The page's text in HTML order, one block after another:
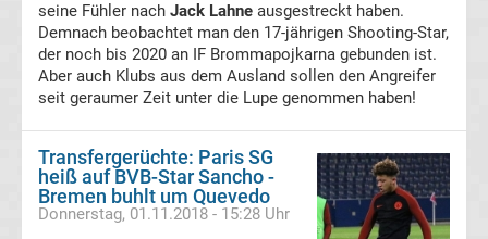
Conference
League
Formel
seine Fühler nach Jack Lahne ausgestreckt haben.
Demnach beobachtet man den 17-jährigen Shooting-Star,
der noch bis 2020 an IF Brommapojkarna gebunden ist.
Aber auch Klubs aus dem Ausland sollen den Angreifer
seit geraumer Zeit unter die Lupe genommen haben!
Transfergerüchte: Paris SG
heiß auf BVB-Star Sancho -
Bremen buhlt um Quevedo
Donnerstag, 01.11.2018 - 15:28 Uhr